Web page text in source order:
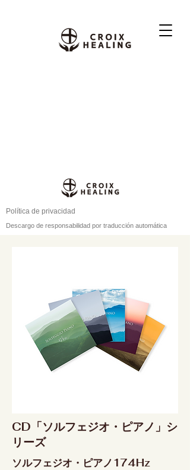
Política de privacidad
Descargo de responsabilidad por traducción automática
CD「ソルフェジオ・ピアノ」シ
リーズ
ソルフェジオ・ピアノ174Hz